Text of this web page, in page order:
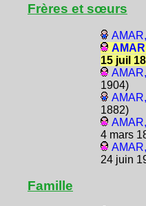
Frères et sœurs
15 juil
1904)
1882)
4 mars
24 juin
Famille